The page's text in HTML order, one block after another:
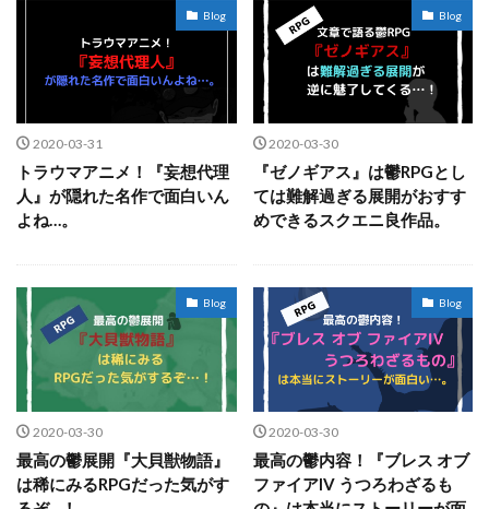
Blog
2020-03-31
トラウマアニメ！『妄想代理
人』が隠れた名作で面白いん
よね…。
Blog
2020-03-30
『ゼノギアス』は鬱RPGとし
ては難解過ぎる展開がおすす
めできるスクエニ良作品。
Blog
2020-03-30
最高の鬱展開『大貝獣物語』
は稀にみるRPGだった気がす
Blog
2020-03-30
最高の鬱内容！『ブレス オブ
ファイアIV うつろわざるも